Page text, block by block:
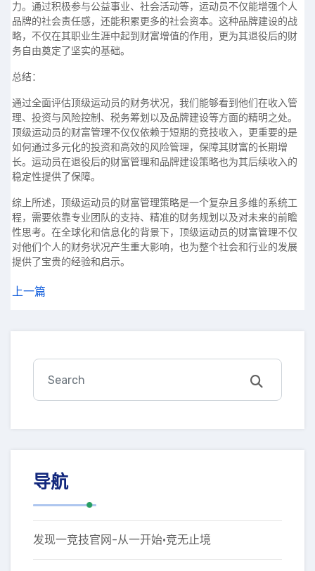
力。通过积极参与公益事业、社会活动等，运动员不仅能增强个人
品牌的社会责任感，还能积累更多的社会资本。这种品牌建设的战
略，不仅在其职业生涯中起到财富增值的作用，更为其退役后的财
务自由奠定了坚实的基础。
总结：
通过全面评估顶级运动员的财务状况，我们能够看到他们在收入管
理、投资与风险控制、税务筹划以及品牌建设等方面的精明之处。
顶级运动员的财富管理不仅仅依赖于短期的竞技收入，更重要的是
如何通过多元化的投资和高效的风险管理，保障其财富的长期增
长。运动员在退役后的财富管理和品牌建设策略也为其后续收入的
稳定性提供了保障。
综上所述，顶级运动员的财富管理策略是一个复杂且多维的系统工
程，需要依靠专业团队的支持、精准的财务规划以及对未来的前瞻
性思考。在全球化和信息化的背景下，顶级运动员的财富管理不仅
对他们个人的财务状况产生重大影响，也为整个社会和行业的发展
提供了宝贵的经验和启示。
上一篇
导航
发现一竞技官网-从一开始·竞无止境